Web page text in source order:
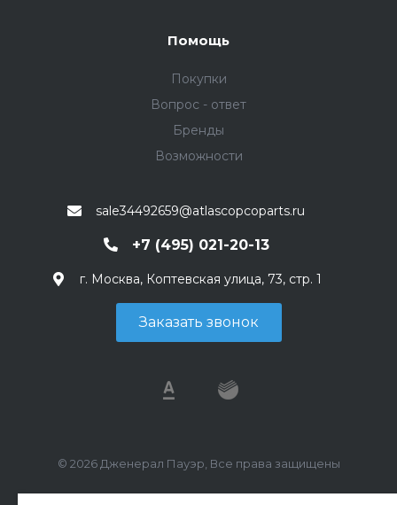
Помощь
Покупки
Вопрос - ответ
Бренды
Возможности
sale34492659@atlascopcoparts.ru
+7 (495) 021-20-13
г. Москва, Коптевская улица, 73, стр. 1
Заказать звонок
© 2026 Дженерал Пауэр, Все права защищены